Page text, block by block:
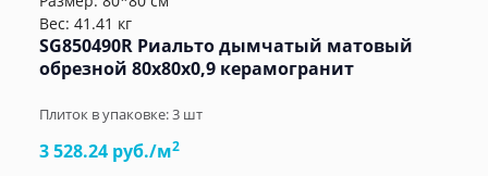
Вес: 41.41 кг
SG850490R Риальто дымчатый матовый
обрезной 80x80x0,9 керамогранит
Плиток в упаковке:3 шт
3 528.24 руб./м2